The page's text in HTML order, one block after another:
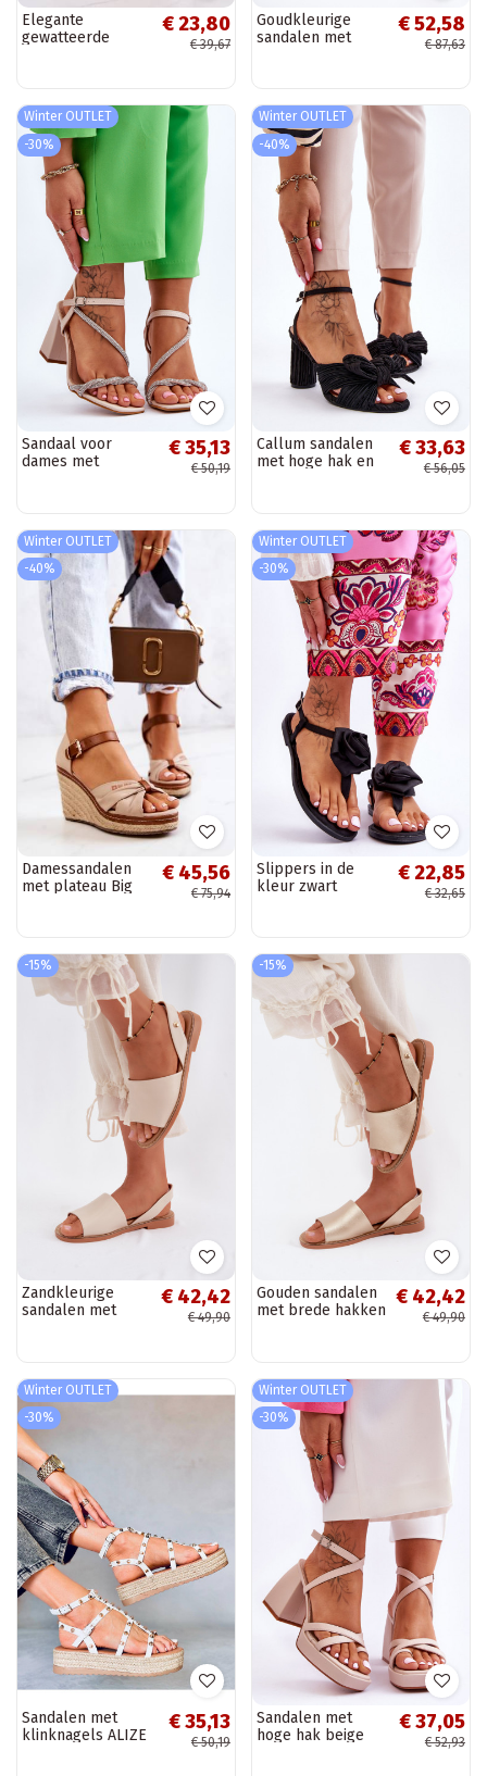
Elegante
gewatteerde
Rosanna
€ 23,80
€ 39,67
Goudkleurige
sandalen met
€ 52,58
€ 87,63
Winter OUTLET
-30%
Sandaal voor
dames met
€ 35,13
€ 50,19
Winter OUTLET
-40%
Callum sandalen
met hoge hak en
€ 33,63
€ 56,05
Winter OUTLET
-40%
Damessandalen
met plateau Big
€ 45,56
€ 75,94
Winter OUTLET
-30%
Slippers in de
kleur zwart
€ 22,85
€ 32,65
-15%
Zandkleurige
sandalen met
€ 42,42
€ 49,90
-15%
Gouden sandalen
met brede hakken
€ 42,42
€ 49,90
Winter OUTLET
-30%
Sandalen met
klinknagels ALIZE
€ 35,13
€ 50,19
Winter OUTLET
-30%
Sandalen met
hoge hak beige
€ 37,05
€ 52,93